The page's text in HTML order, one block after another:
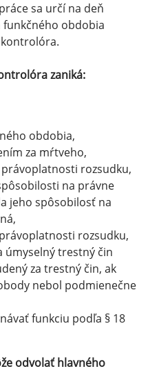
sa určí na deň
obdobia
zaniká:
obdobia,
za mŕtveho,
rozsudku,
na právne
jeho spôsobilosť na
rozsudku,
úmyselný trestný čin
za trestný čin, ak
nebol podmienečne
funkciu podľa § 18
odvolať hlavného